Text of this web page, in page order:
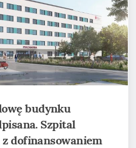
budynku
Szpital
dofinansowaniem